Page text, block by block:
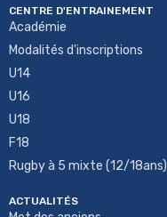
CENTRE D'ENTRAINEMENT
Académie
Modalités d'inscriptions
U14
U16
U18
F18
Rugby à 5 mixte (12/18ans)
ACTUALITÉS